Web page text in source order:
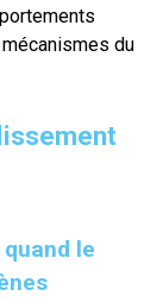
du
le